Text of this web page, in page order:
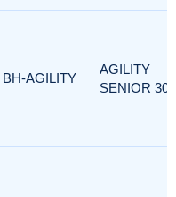
BH-AGILITY
AGILITY
SENIOR 300